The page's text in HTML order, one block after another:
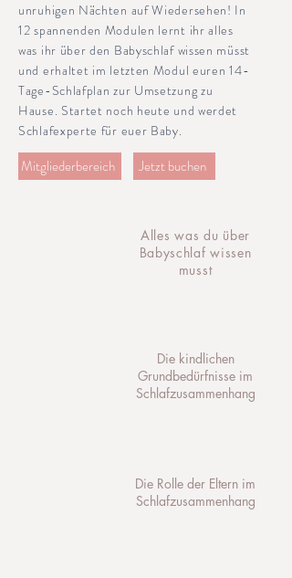
unruhigen Nächten auf Wiedersehen! In
12 spannenden Modulen lernt ihr alles
was ihr über den Babyschlaf wissen müsst
und erhaltet im letzten Modul euren 14-
Tage-Schlafplan zur Umsetzung zu
Hause. Startet noch heute und werdet
Schlafexperte für euer Baby.
Mitgliederbereich Jetzt buchen
Alles was du über
Babyschlaf wissen
musst
Die kindlichen
Grundbedürfnisse im
Schlafzusammenhang
Die Rolle der Eltern im
Schlafzusammenhang